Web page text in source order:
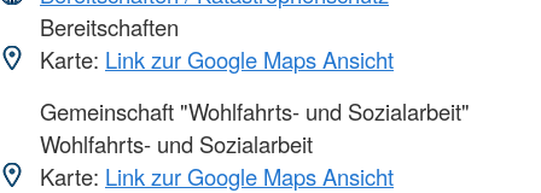
Bereitschaften
Karte: Link zur Google Maps Ansicht
Gemeinschaft "Wohlfahrts- und Sozialarbeit"
Wohlfahrts- und Sozialarbeit
Karte: Link zur Google Maps Ansicht